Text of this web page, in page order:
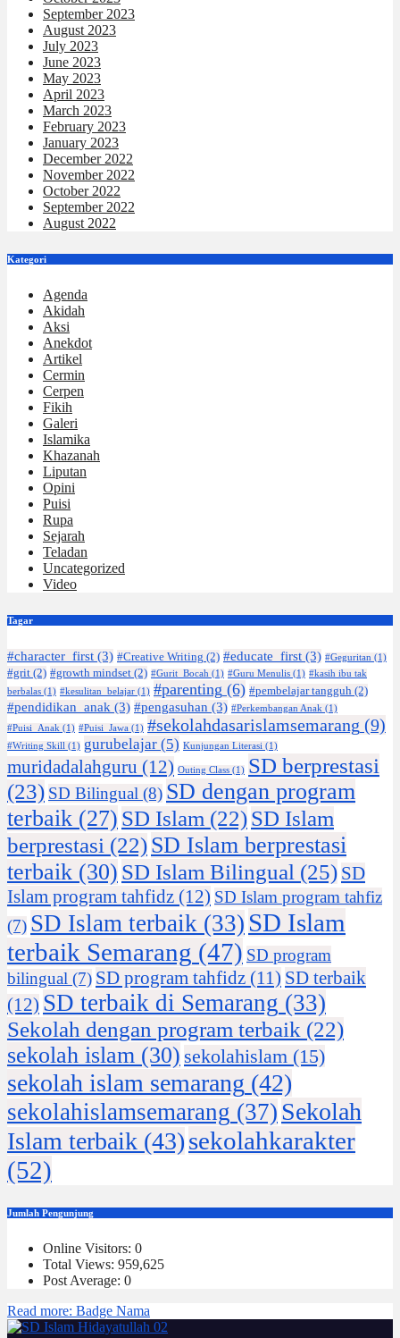
September 2023
August 2023
July 2023
June 2023
May 2023
April 2023
March 2023
February 2023
January 2023
December 2022
November 2022
October 2022
September 2022
August 2022
Kategori
Agenda
Akidah
Aksi
Anekdot
Artikel
Cermin
Cerpen
Fikih
Galeri
Islamika
Khazanah
Liputan
Opini
Puisi
Rupa
Sejarah
Teladan
Uncategorized
Video
Tagar
#character_first (3) #Creative Writing (2) #educate_first (3) #Geguritan (1)
#grit (2) #growth mindset (2) #Gurit_Bocah (1) #Guru Menulis (1) #kasih ibu tak
berbalas (1) #kesulitan_belajar (1) #parenting (6) #pembelajar tangguh (2)
#pendidikan_anak (3) #pengasuhan (3) #Perkembangan Anak (1)
#Puisi_Anak (1) #Puisi_Jawa (1) #sekolahdasarislamsemarang (9)
#Writing Skill (1) gurubelajar (5) Kunjungan Literasi (1)
muridadalahguru (12) Outing Class (1) SD berprestasi
(23) SD Bilingual (8) SD dengan program
terbaik (27) SD Islam (22)SD Islam
berprestasi (22)SD Islam berprestasi
terbaik (30) SD Islam Bilingual (25) SD
Islam program tahfidz (12) SD Islam program tahfiz
(7) SD Islam terbaik (33) SD Islam
terbaik Semarang (47) SD program
bilingual (7) SD program tahfidz (11) SD terbaik
(12) SD terbaik di Semarang (33)
Sekolah dengan program terbaik (22)
sekolah islam (30) sekolahislam (15)
sekolah islam semarang (42)
sekolahislamsemarang (37) Sekolah
Islam terbaik (43)sekolahkarakter
(52)
Jumlah Pengunjung
Online Visitors: 0
Total Views: 959,625
Post Average: 0
Read more: Badge Nama